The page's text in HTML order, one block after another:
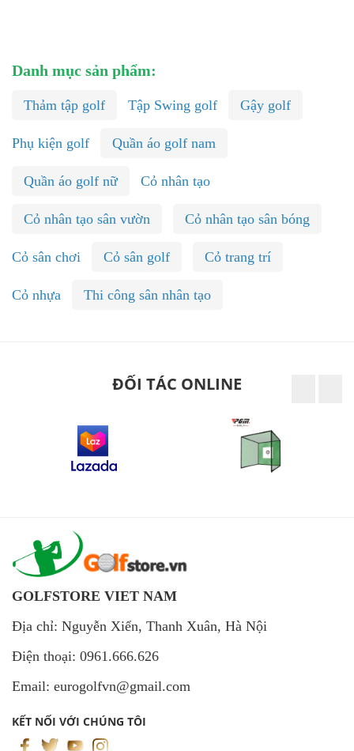
Danh mục sản phẩm:
Thảm tập golf Tập Swing golf Gậy golf
Phụ kiện golf Quần áo golf nam
Quần áo golf nữ Cỏ nhân tạo
Cỏ nhân tạo sân vườn Cỏ nhân tạo sân bóng
Cỏ sân chơi Cỏ sân golf Cỏ trang trí
Cỏ nhựa Thi công sân nhân tạo
ĐỐI TÁC ONLINE
GOLFSTORE VIET NAM
Địa chỉ: Nguyễn Xiển, Thanh Xuân, Hà Nội
Điện thoại: 0961.666.626
Email: eurogolfvn@gmail.com
KẾT NỐI VỚI CHÚNG TÔI